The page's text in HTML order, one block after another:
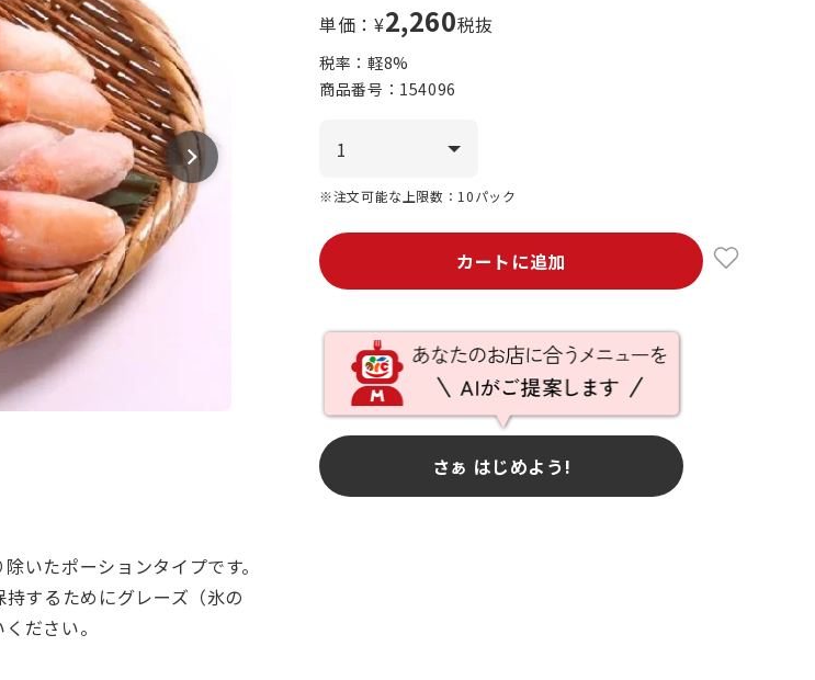
単価：¥2,260税抜
税率：軽8%
商品番号： 154096
※注文可能な上限数：10パック
カートに追加
さぁ はじめよう!
いたポーションタイプです。
するためにグレーズ（氷の
ださい。